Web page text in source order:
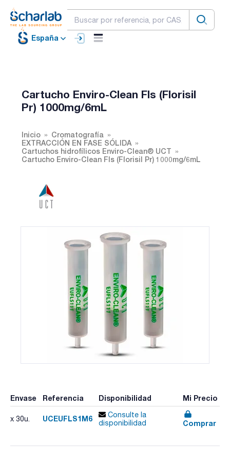
España
Cartucho Enviro-Clean Fls (Florisil
Pr) 1000mg/6mL
Inicio
Cromatografía
EXTRACCIÓN EN FASE SÓLIDA
Cartuchos hidrofílicos Enviro-Clean® UCT
Cartucho Enviro-Clean Fls (Florisil Pr) 1000mg/6mL
Envase Referencia Disponibilidad Mi Precio
x 30u. UCEUFLS1M6
Consulte la
disponibilidad
Comprar